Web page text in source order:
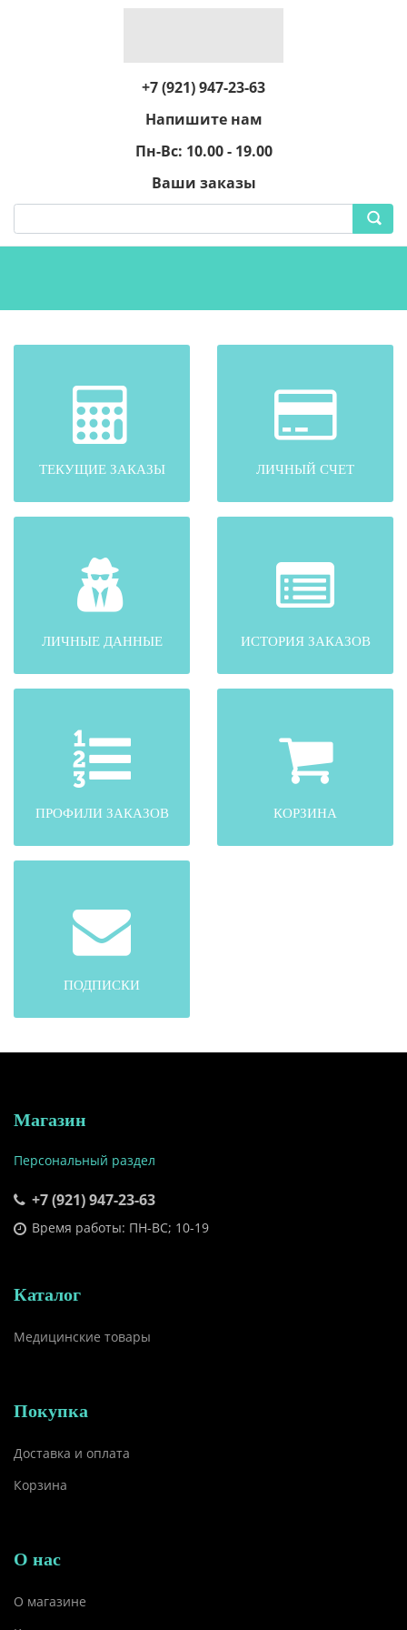
+7 (921) 947-23-63
Напишите нам
Пн-Вс: 10.00 - 19.00
Ваши заказы
ТЕКУЩИЕ ЗАКАЗЫ ЛИЧНЫЙ СЧЕТ
ЛИЧНЫЕ ДАННЫЕ ИСТОРИЯ ЗАКАЗОВ
ПРОФИЛИ ЗАКАЗОВ КОРЗИНА
ПОДПИСКИ
Магазин
Персональный раздел
+7 (921) 947-23-63
Время работы: ПН-ВС; 10-19
Каталог
Медицинские товары
Покупка
Доставка и оплата
Корзина
О нас
О магазине